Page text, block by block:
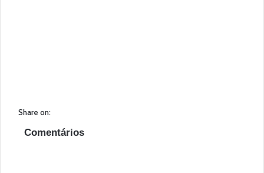
Share on:
Comentários